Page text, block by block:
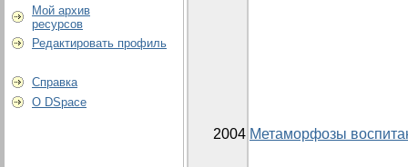
Мой архив
ресурсов
Редактировать профиль
Справка
О DSpace
2004 Метаморфозы